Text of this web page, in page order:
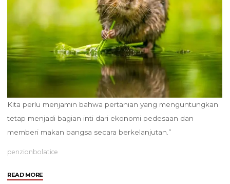
Kita perlu menjamin bahwa pertanian yang menguntungkan
tetap menjadi bagian inti dari ekonomi pedesaan dan
memberi makan bangsa secara berkelanjutan.”
penzionbolatice
READ MORE"Petani